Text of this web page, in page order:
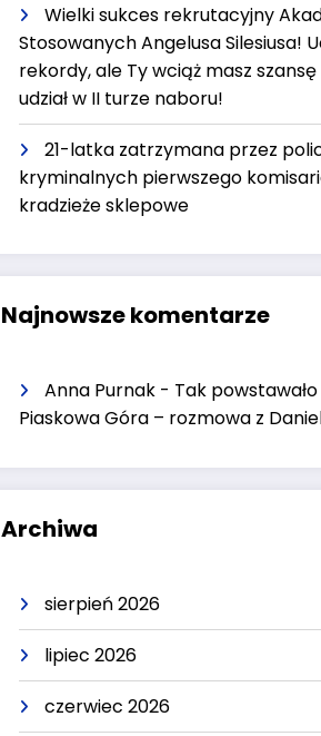
Wielki sukces rekrutacyjny
Stosowanych Angelusa Silesiusa!
rekordy, ale Ty wciąż masz szansę
udział w II turze naboru!
21-latka zatrzymana przez
kryminalnych pierwszego
kradzieże sklepowe
Najnowsze komentarze
Anna Purnak - Tak
Piaskowa Góra – rozmowa z
Archiwa
sierpień 2026
lipiec 2026
czerwiec 2026